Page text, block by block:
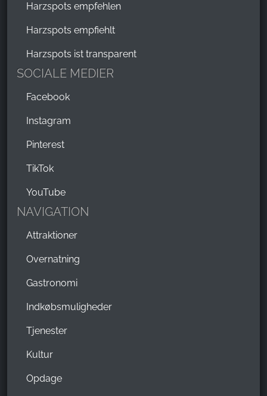
Harzspots empfehlen
Harzspots empfiehlt
Harzspots ist transparent
SOCIALE MEDIER
Facebook
Instagram
Pinterest
TikTok
YouTube
NAVIGATION
Attraktioner
Overnatning
Gastronomi
Indkøbsmuligheder
Tjenester
Kultur
Opdage